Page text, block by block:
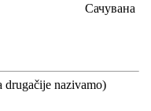
Сачувана
drugačije nazivamo)